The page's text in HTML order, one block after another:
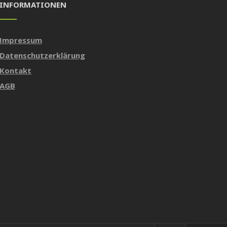
INFORMATIONEN
Impressum
Datenschutzerklärung
Kontakt
AGB